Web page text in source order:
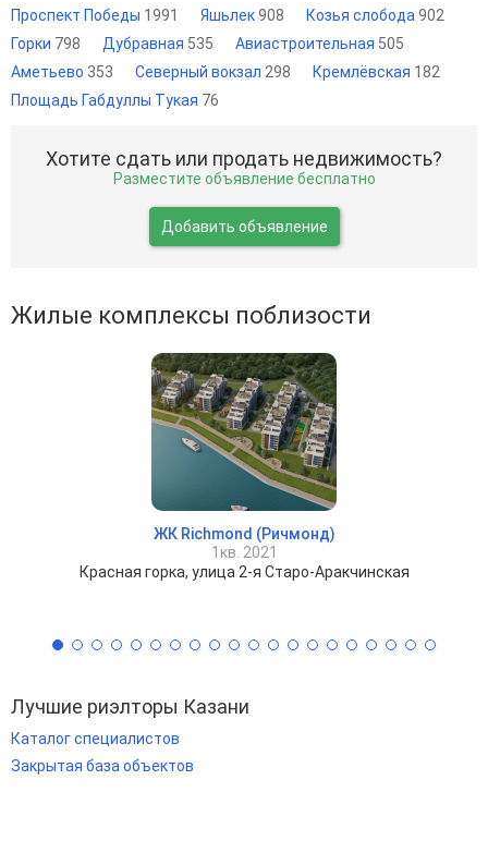
Проспект Победы 1991 Яшьлек908 Козья слобода 902
Горки 798 Дубравная 535 Авиастроительная 505
Аметьево 353 Северный вокзал 298 Кремлёвская 182
Площадь Габдуллы Тукая 76
Хотите сдать или продать недвижимость?
Разместите объявление бесплатно
Добавить объявление
Жилые комплексы поблизости
ЖК Richmond (Ричмонд)
1кв. 2021
Красная горка, улица 2-я Старо-Аракчинская
Лучшие риэлторы Казани
Каталог специалистов
Закрытая база объектов